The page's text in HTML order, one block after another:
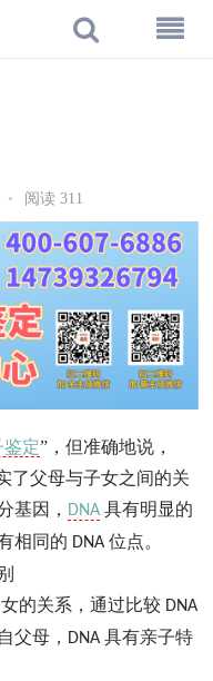
• 阅读 311
鉴定”，但准确地说，
了父母与子女之间的关
基因， DNA 具有明显的
相同的 DNA 位点。
的关系，通过比较 DNA
父母， DNA 具有亲子特